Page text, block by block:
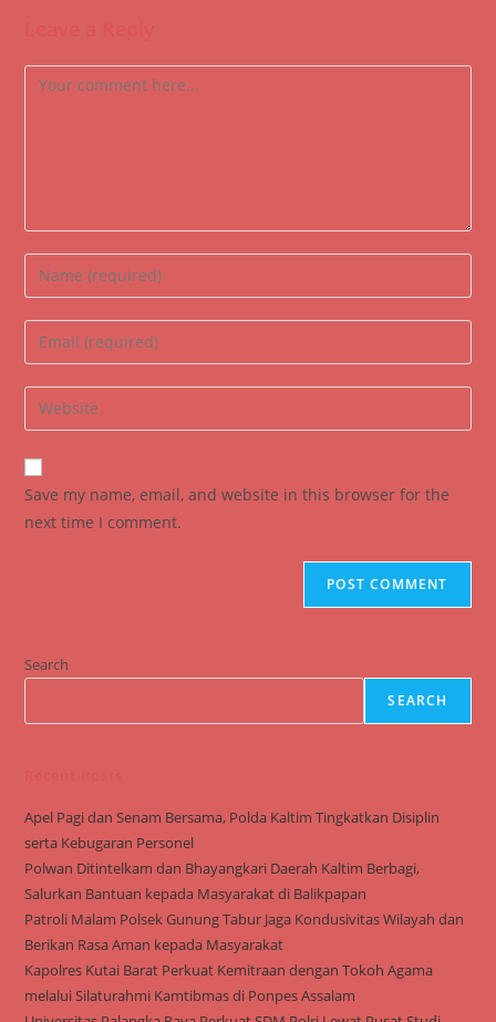
Comment
Enter
your
name
comment
Enter
your
email
address
comment
Enter
your
website
URL
(optional)
Save my name, email, and website in this browser for the
next time I comment.
Search
SEARCH
Apel Pagi dan Senam Bersama, Polda Kaltim Tingkatkan Disiplin
serta Kebugaran Personel
Polwan Ditintelkam dan Bhayangkari Daerah Kaltim Berbagi,
Salurkan Bantuan kepada Masyarakat di Balikpapan
Patroli Malam Polsek Gunung Tabur Jaga Kondusivitas Wilayah dan
Berikan Rasa Aman kepada Masyarakat
Kapolres Kutai Barat Perkuat Kemitraan dengan Tokoh Agama
melalui Silaturahmi Kamtibmas di Ponpes Assalam